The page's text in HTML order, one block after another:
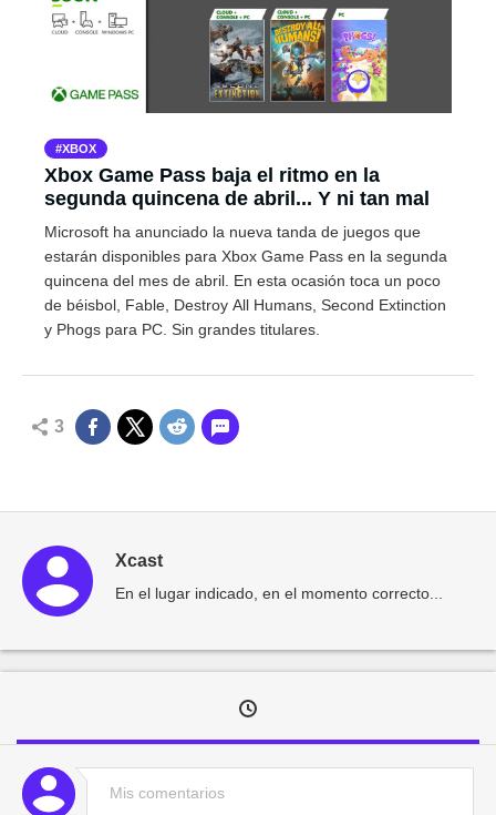
XBOX
Xbox Game Pass baja el ritmo en la
segunda quincena de abril... Y ni tan mal
Microsoft ha anunciado la nueva tanda de juegos que
estarán disponibles para Xbox Game Pass en la segunda
quincena del mes de abril. En esta ocasión toca un poco
de béisbol, Fable, Destroy All Humans, Second Extinction
y Phogs para PC. Sin grandes titulares.
3
Xcast
En el lugar indicado, en el momento correcto...